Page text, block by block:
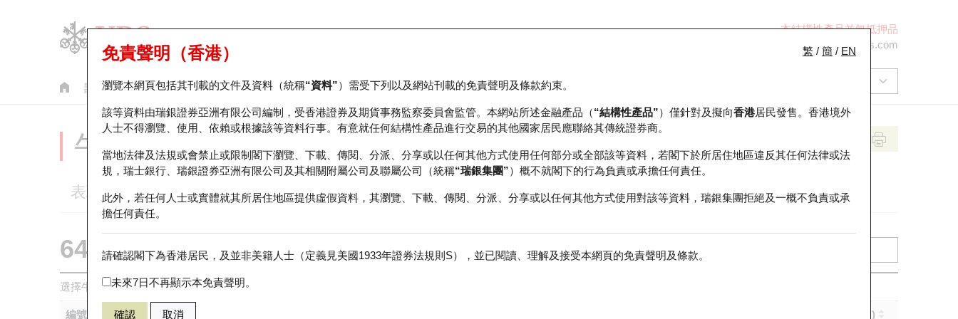
本結構性產品並無抵押品
ol-hkwarrants@ubs.com
認股證 牛熊證 美股指數產品 輪證市場統計 正股資料及市場統計 瑞銀輪證教室
繁 / 簡 / EN
免責聲明（香港）
瀏覽本網頁包括其刊載的文件及資料（統稱“資料”）需受下列以及網站刊載的免責聲明及條款約束。
該等資料由瑞銀證券亞洲有限公司編制，受香港證券及期貨事務監察委員會監管。本網站所述金融產品（“結構性產品”）僅針對及擬向香港居民發售。香港境外
人士不得瀏覽、使用、依賴或根據該等資料行事。有意就任何結構性產品進行交易的其他國家居民應聯絡其傳統證券商。
當地法律及法規或會禁止或限制閣下瀏覽、下載、傳閱、分派、分享或以任何其他方式使用任何部分或全部該等資料，若閣下於所居住地區違反其任何法律或法
規，瑞士銀行、瑞銀證券亞洲有限公司及其相關附屬公司及聯屬公司（統稱“瑞銀集團”）概不就閣下的行為負責或承擔任何責任。
此外，若任何人士或實體就其所居住地區提供虛假資料，其瀏覽、下載、傳閱、分派、分享或以任何其他方式使用對該等資料，瑞銀集團拒絕及一概不負責或承
擔任何責任。
請確認閣下為香港居民，及並非美籍人士（定義見美國1933年證券法規則S），並已閱讀、理解及接受本網頁的免責聲明及條款。
未來7日不再顯示本免責聲明。
確認 取消
牛熊證分析儀
表現 街貨統計 比較
64984 瑞銀牛證 9888 百度股份有限公司
選擇牛熊證作比較 *你可以選擇最多五隻牛熊證
編號 到期日 (年-月-日)